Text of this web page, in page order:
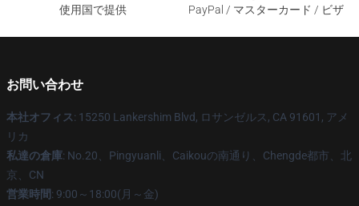
使用国で提供
PayPal / マスターカード / ビザ
お問い合わせ
本社オフィス: 15250 Lankershim Blvd, ロサンゼルス, CA 91601, アメ
リカ
私達の倉庫: No.20、Pingyuanli、Caikouの南通り、Chengde都市、北
京、CN
営業時間: 9:00～18:00(月～金)